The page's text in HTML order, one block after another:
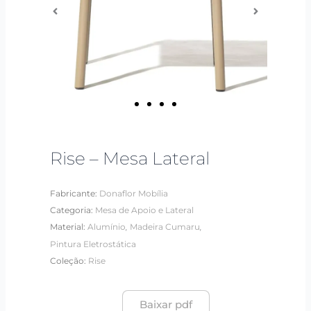
Rise – Mesa Lateral
Fabricante: Donaflor Mobília
Categoria: Mesa de Apoio e Lateral
Material:Alumínio, Madeira Cumaru,
Pintura Eletrostática
Coleção: Rise
Baixar pdf